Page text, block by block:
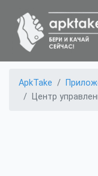
ApkTake
Центр